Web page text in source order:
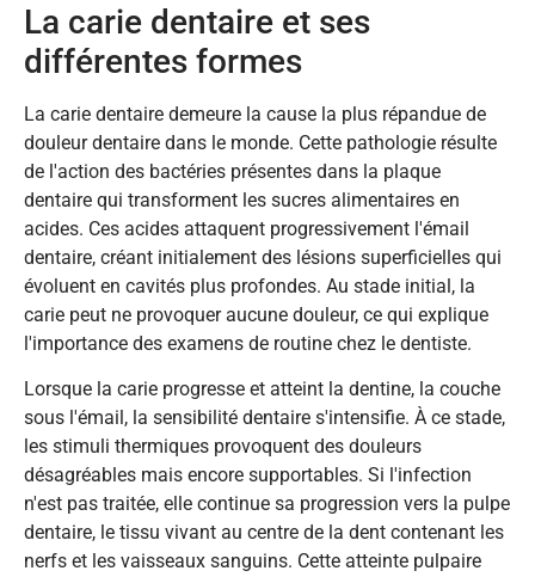
La carie dentaire et ses
différentes formes
La carie dentaire demeure la cause la plus répandue de
douleur dentaire dans le monde. Cette pathologie résulte
de l'action des bactéries présentes dans la plaque
dentaire qui transforment les sucres alimentaires en
acides. Ces acides attaquent progressivement l'émail
dentaire, créant initialement des lésions superficielles qui
évoluent en cavités plus profondes. Au stade initial, la
carie peut ne provoquer aucune douleur, ce qui explique
l'importance des examens de routine chez le dentiste.
Lorsque la carie progresse et atteint la dentine, la couche
sous l'émail, la sensibilité dentaire s'intensifie. À ce stade,
les stimuli thermiques provoquent des douleurs
désagréables mais encore supportables. Si l'infection
n'est pas traitée, elle continue sa progression vers la pulpe
dentaire, le tissu vivant au centre de la dent contenant les
nerfs et les vaisseaux sanguins. Cette atteinte pulpaire